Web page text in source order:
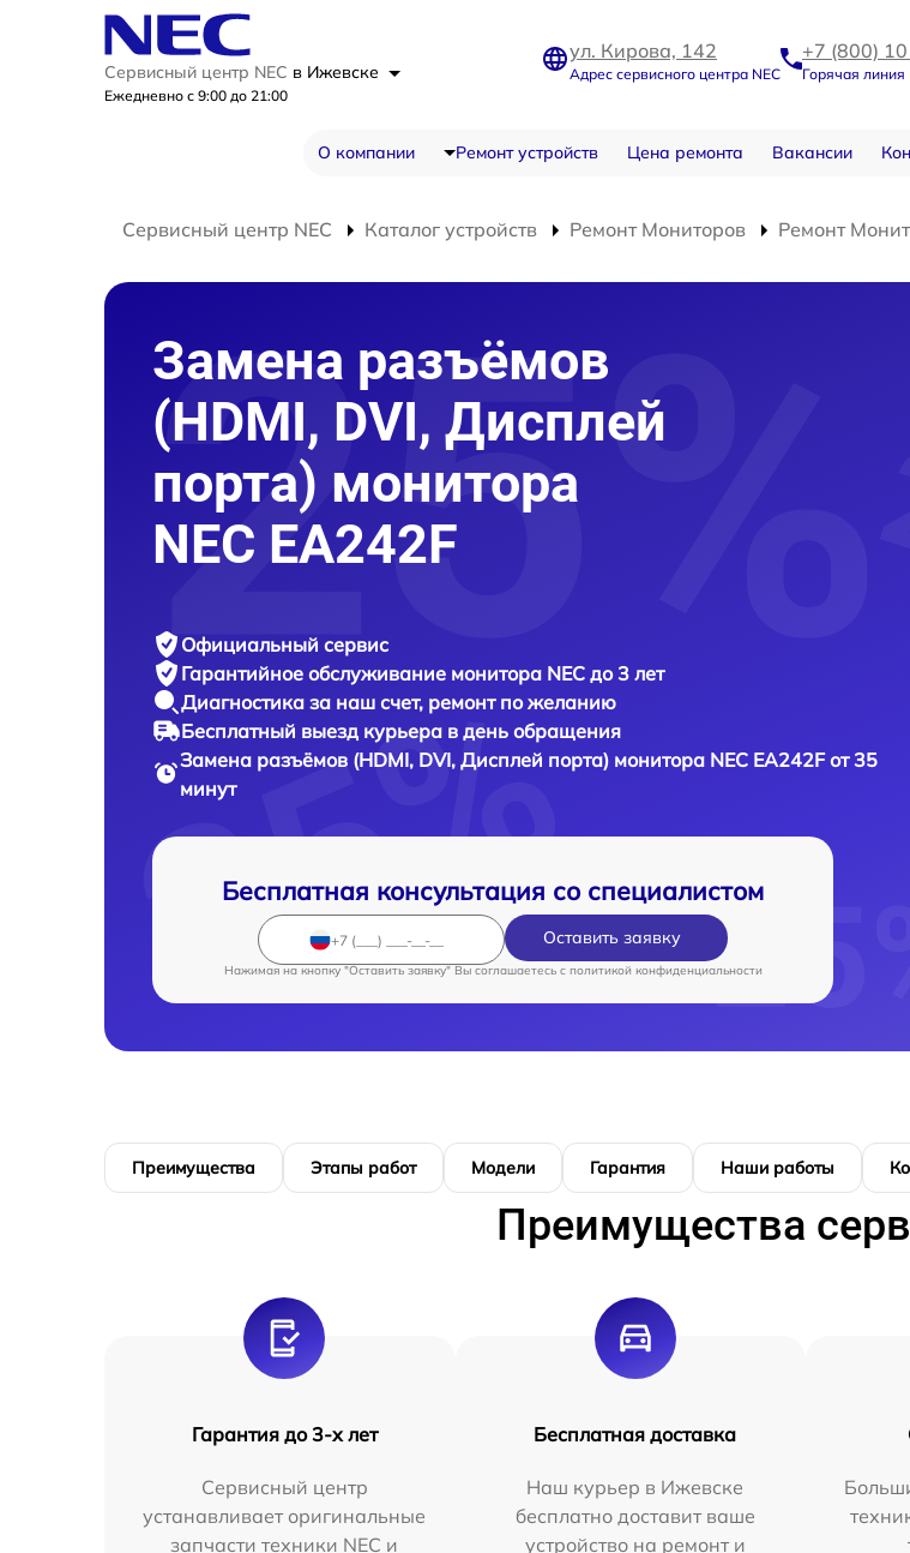
Сервисный центр NEC в Ижевске
Ежедневно с 9:00 до 21:00
ул. Кирова, 142
Адрес сервисного центра NEC
+7 (800)
Горячая линия
О компании Ремонт устройств Цена ремонта Вакансии
Сервисный центр NEC Каталог устройств Ремонт Мониторов Ремонт
Замена разъёмов
(HDMI, DVI, Дисплей
порта) монитора
NEC EA242F
Официальный сервис
Гарантийное обслуживание монитора NEC до 3 лет
Диагностика за наш счет, ремонт по желанию
Бесплатный выезд курьера в день обращения
Замена разъёмов (HDMI, DVI, Дисплей порта) монитора NEC EA242F от 35
минут
Бесплатная консультация со специалистом
Оставить заявку
Нажимая на кнопку "Оставить заявку" Вы соглашаетесь c политикой конфиденциальности
Преимущества Этапы работ Модели Гарантия Наши работы
Преимущества
Гарантия до 3-х лет
Сервисный центр
устанавливает оригинальные
запчасти техники NEC и
Бесплатная доставка
Наш курьер в Ижевске
бесплатно доставит ваше
устройство на ремонт и